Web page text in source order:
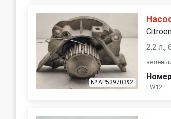
№ AP53970392
2.2 л.,
EW12